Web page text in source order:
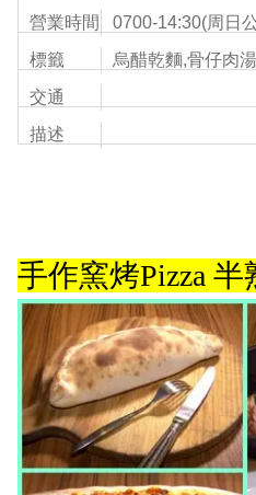
營業時間
0700-14:30(周日
標籤
烏醋乾麵,骨仔肉
交通
描述
手作窯烤Pizza